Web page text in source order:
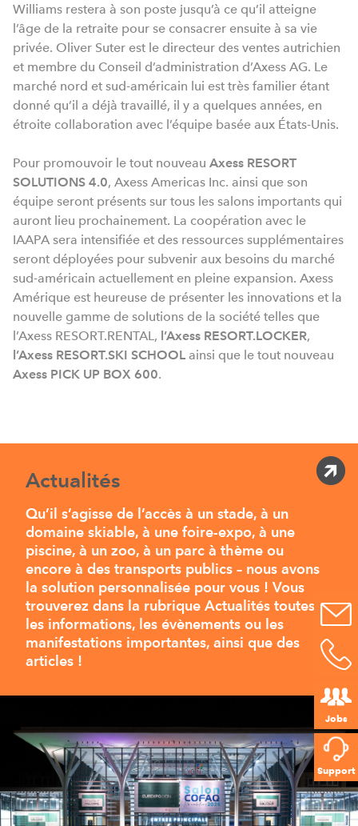
Jobs
Support
Williams restera à son poste jusqu’à ce qu’il atteigne
l’âge de la retraite pour se consacrer ensuite à sa vie
privée. Oliver Suter est le directeur des ventes autrichien
et membre du Conseil d’administration d’Axess AG. Le
marché nord et sud-américain lui est très familier étant
donné qu’il a déjà travaillé, il y a quelques années, en
étroite collaboration avec l’équipe basée aux États-Unis.
Pour promouvoir le tout nouveau Axess RESORT
SOLUTIONS 4.0, Axess Americas Inc. ainsi que son
équipe seront présents sur tous les salons importants qui
auront lieu prochainement. La coopération avec le
IAAPA sera intensifiée et des ressources supplémentaires
seront déployées pour subvenir aux besoins du marché
sud-américain actuellement en pleine expansion. Axess
Amérique est heureuse de présenter les innovations et la
nouvelle gamme de solutions de la société telles que
l’Axess RESORT.RENTAL, l’Axess RESORT.LOCKER,
l’Axess RESORT.SKI SCHOOL ainsi que le tout nouveau
Axess PICK UP BOX 600.
Actualités
Qu’il s’agisse de l’accès à un stade, à un
domaine skiable, à une foire-expo, à une
piscine, à un zoo, à un parc à thème ou
encore à des transports publics – nous avons
la solution personnalisée pour vous ! Vous
trouverez dans la rubrique Actualités toutes
les informations, les évènements ou les
manifestations importantes, ainsi que des
articles !